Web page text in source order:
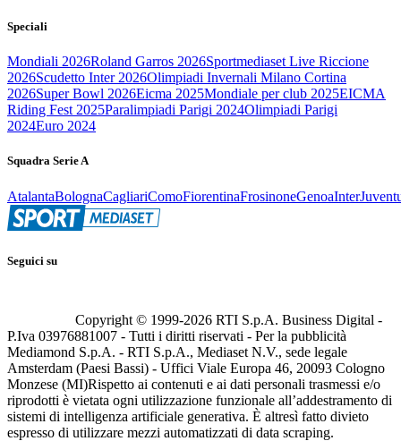
Speciali
Mondiali 2026Roland Garros 2026Sportmediaset Live Riccione
2026Scudetto Inter 2026Olimpiadi Invernali Milano Cortina
2026Super Bowl 2026Eicma 2025Mondiale per club 2025EICMA
Riding Fest 2025Paralimpiadi Parigi 2024Olimpiadi Parigi
2024Euro 2024
Squadra Serie A
AtalantaBolognaCagliariComoFiorentinaFrosinoneGenoaInter
Seguici su
Copyright © 1999-2026 RTI S.p.A. Business Digital -
P.Iva 03976881007 - Tutti i diritti riservati - Per la pubblicità
Mediamond S.p.A. - RTI S.p.A., Mediaset N.V., sede legale
Amsterdam (Paesi Bassi) - Uffici Viale Europa 46, 20093 Cologno
Monzese (MI)Rispetto ai contenuti e ai dati personali trasmessi e/o
riprodotti è vietata ogni utilizzazione funzionale all’addestramento di
sistemi di intelligenza artificiale generativa. È altresì fatto divieto
espresso di utilizzare mezzi automatizzati di data scraping.